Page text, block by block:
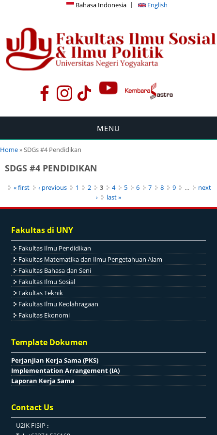
Bahasa Indonesia English
MENU
You are here
Home» SDGs #4 Pendidikan
SDGS #4 PENDIDIKAN
Pages
« first ‹ previous 1 2 3 4 5 6 7 8 9 …
next
›
last »
Fakultas di UNY
Fakultas Ilmu Pendidikan
Fakultas Matematika dan Ilmu Pengetahuan Alam
Fakultas Bahasa dan Seni
Fakultas Ilmu Sosial
Fakultas Teknik
Fakultas Ilmu Keolahragaan
Fakultas Ekonomi
Template Dokumen
Perjanjian Kerja Sama (PKS)
Implementation Arrangement (IA)
Laporan Kerja Sama
Contact Us
U2IK FISIP :